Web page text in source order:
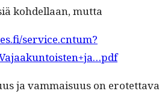
kohdel­laan, mutta
service.cntum?
ja vam­maisu­us on erotet­ta­va